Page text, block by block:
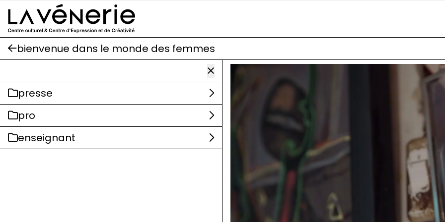
Aller au contenu principal
bienvenue dans le monde des femmes
presse
pro
enseignant